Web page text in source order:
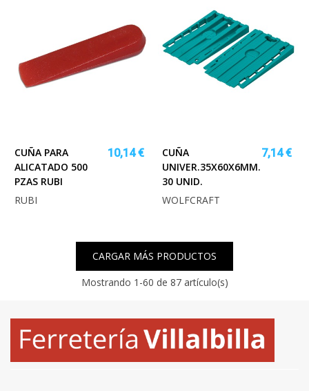
CUÑA PARA
ALICATADO 500
PZAS RUBI
10,14 €
RUBI
CUÑA
UNIVER.35X60X6MM.
30 UNID.
7,14 €
WOLFCRAFT
CARGAR MÁS PRODUCTOS
Mostrando 1 -60 de 87 artículo(s)